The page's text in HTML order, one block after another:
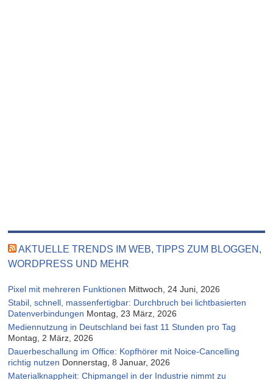
AKTUELLE TRENDS IM WEB, TIPPS ZUM BLOGGEN,
WORDPRESS UND MEHR
Pixel mit mehreren Funktionen Mittwoch, 24 Juni, 2026
Stabil, schnell, massenfertigbar: Durchbruch bei lichtbasierten
Datenverbindungen Montag, 23 März, 2026
Mediennutzung in Deutschland bei fast 11 Stunden pro Tag
Montag, 2 März, 2026
Dauerbeschallung im Office: Kopfhörer mit Noice-Cancelling
richtig nutzen Donnerstag, 8 Januar, 2026
Materialknappheit: Chipmangel in der Industrie nimmt zu